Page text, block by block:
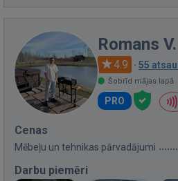
Romans V.
4.9 · 55
Šobrīd mājas lapā
PRO
Cenas
Mēbeļu un tehnikas pārvadājumi
Darbu piemēri